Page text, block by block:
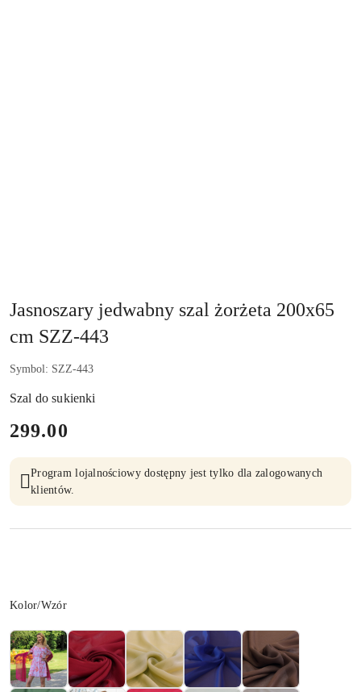
Jasnoszary jedwabny szal żorżeta 200x65
cm SZZ-443
Symbol: SZZ-443
Szal do sukienki
cena:
299.00
Program lojalnościowy dostępny jest tylko dla zalogowanych
klientów.
Wariant
Kolor/Wzór